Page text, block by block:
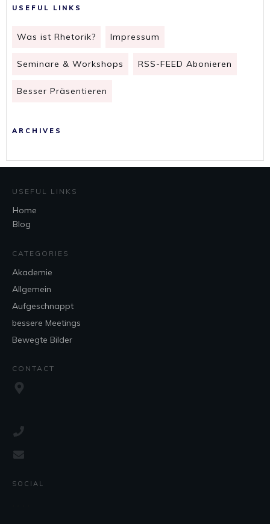
USEFUL LINKS
Was ist Rhetorik? Impressum
Seminare & Workshops RSS-FEED Abonieren
Besser Präsentieren
ARCHIVES
USEFUL LINKS
Home
Blog
CATEGORIES
Akademie
Allgemein
Aufgeschnappt
bessere Meetings
Bewegte Bilder
CONTACT
SOCIAL